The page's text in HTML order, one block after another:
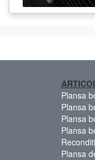
Plansa
Plansa
Plansa
Plansa
Plansa